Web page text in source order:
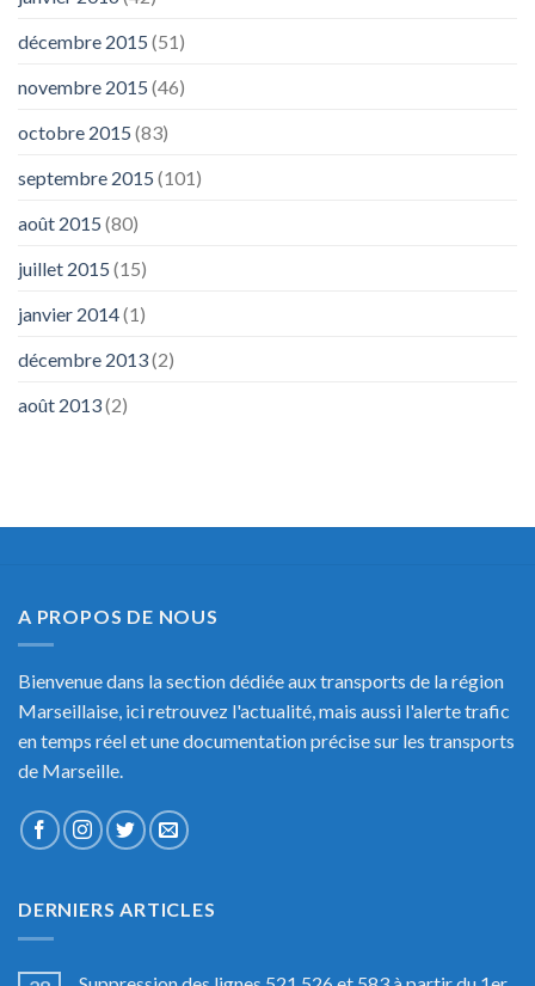
décembre 2015 (51)
novembre 2015 (46)
octobre 2015 (83)
septembre 2015 (101)
août 2015 (80)
juillet 2015 (15)
janvier 2014(1)
décembre 2013(2)
août 2013(2)
A PROPOS DE NOUS
Bienvenue dans la section dédiée aux transports de la région
Marseillaise, ici retrouvez l'actualité, mais aussi l'alerte trafic
en temps réel et une documentation précise sur les transports
de Marseille.
DERNIERS ARTICLES